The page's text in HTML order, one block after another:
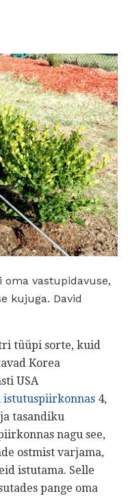
oma vastupidavuse,
kujuga. David
tüüpi sorte, kuid
Korea
USA
istutuspiirkonnas 4,
tasandiku
nagu see,
ostmist varjama,
istutama. Selle
pange oma